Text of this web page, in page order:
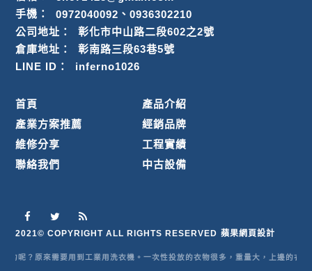
手機：
0972040092 、0936302210
公司地址：
彰化市中山路二段602之2號
倉庫地址：
彰南路三段63巷5號
LINE ID：
inferno1026
首頁
產品介紹
產業方案推薦
經銷品牌
維修分享
工程實績
聯絡我們
中古設備
2021© COPYRIGHT ALL RIGHTS RESERVED 蘋果網頁設計
的呢？原來需要用到工業用洗衣機。一次性投放的衣物很多，重量大，上邊的衣